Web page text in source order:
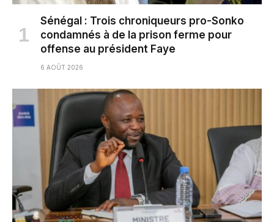
Sénégal : Trois chroniqueurs pro-Sonko
condamnés à de la prison ferme pour
offense au président Faye
6 AOÛT 2026